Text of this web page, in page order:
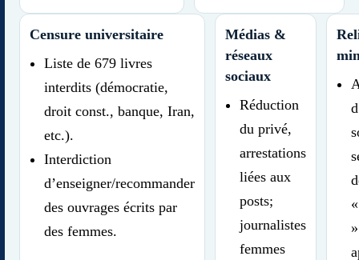
Censure universitaire
Liste de 679 livres
interdits (démocratie,
droit const., banque, Iran,
etc.).
Interdiction
d’enseigner/recommander
des ouvrages écrits par
des femmes.
Médias &
réseaux
sociaux
Réduction
du privé,
arrestations
liées aux
posts;
journalistes
femmes